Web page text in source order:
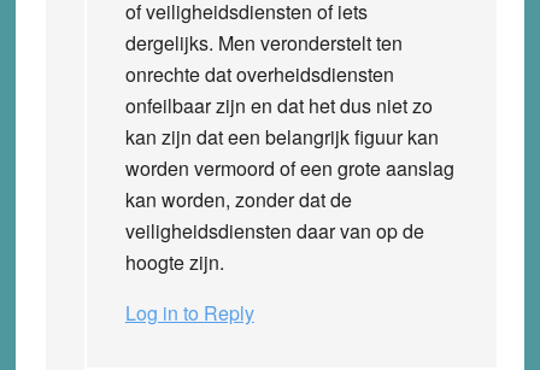
of veiligheidsdiensten of iets
dergelijks. Men veronderstelt ten
onrechte dat overheidsdiensten
onfeilbaar zijn en dat het dus niet zo
kan zijn dat een belangrijk figuur kan
worden vermoord of een grote aanslag
kan worden, zonder dat de
veiligheidsdiensten daar van op de
hoogte zijn.
Log in to Reply